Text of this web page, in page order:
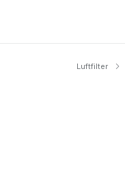
Luftfilter